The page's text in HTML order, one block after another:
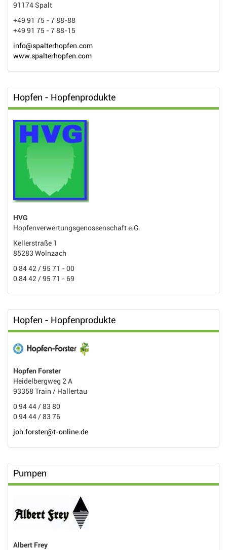
91174 Spalt
+49 91 75 - 7 88-88
+49 91 75 - 7 88-15
info@spalterhopfen.com
www.spalterhopfen.com
Hopfen - Hopfenprodukte
HVG
Hopfenverwertungsgenossenschaft e.G.
Kellerstraße 1
85283 Wolnzach
0 84 42 / 95 71 - 00
0 84 42 / 95 71 - 69
Hopfen - Hopfenprodukte
Hopfen Forster
Heidelbergweg 2 A
93358 Train / Hallertau
0 94 44 / 83 80
0 94 44 / 83 76
joh.forster@t-online.de
Pumpen
Albert Frey